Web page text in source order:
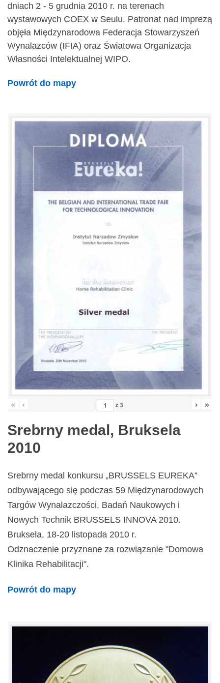
dniach 2 - 5 grudnia 2010 r. na terenach
wystawowych COEX w Seulu. Patronat nad imprezą
objęła Międzynarodowa Federacja Stowarzyszeń
Wynalazców (IFIA) oraz Światowa Organizacja
Własności Intelektualnej WIPO.
Powrót do mapy
« ‹ z3 › »
Srebrny medal, Bruksela
2010
Srebrny medal konkursu „BRUSSELS EUREKA”
odbywającego się podczas 59 Międzynarodowych
Targów Wynalazczości, Badań Naukowych i
Nowych Technik BRUSSELS INNOVA 2010.
Bruksela, 18-20 listopada 2010 r.
Odznaczenie przyznane za rozwiązanie "Domowa
Klinika Rehabilitacji".
Powrót do mapy